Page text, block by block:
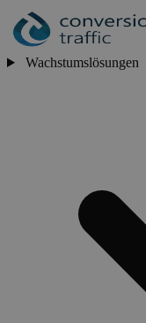
Wachstumslösungen